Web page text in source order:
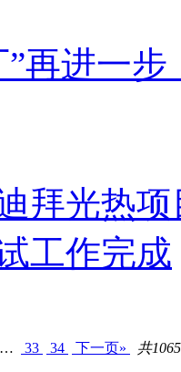
”再进一
拜光热
工作完成
… 33 34 下一页» 共